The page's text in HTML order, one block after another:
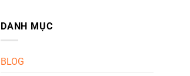
DANH MỤC
BLOG